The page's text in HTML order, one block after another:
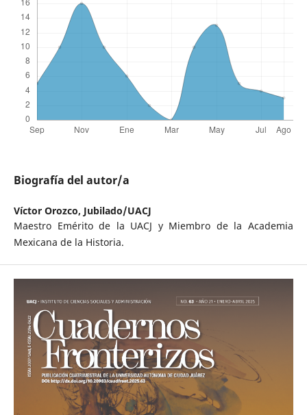
Biografía del autor/a
Víctor Orozco, Jubilado/UACJ
Maestro Emérito de la UACJ y Miembro de la Academia
Mexicana de la Historia.